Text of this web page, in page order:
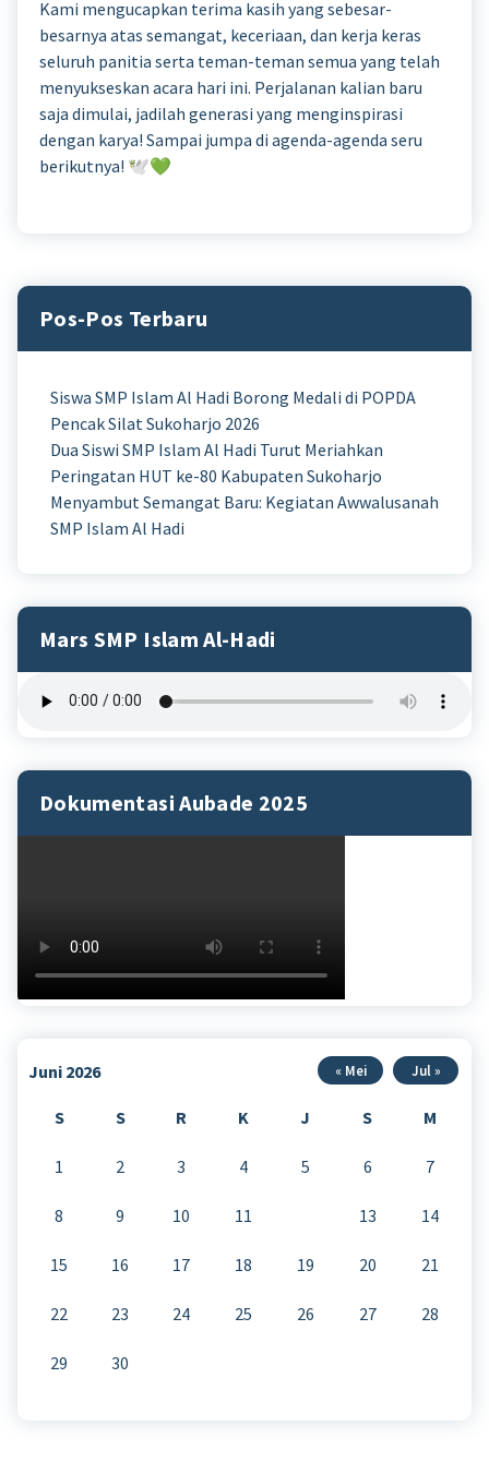
Kami mengucapkan terima kasih yang sebesar-
besarnya atas semangat, keceriaan, dan kerja keras
seluruh panitia serta teman-teman semua yang telah
menyukseskan acara hari ini. Perjalanan kalian baru
saja dimulai, jadilah generasi yang menginspirasi
dengan karya! Sampai jumpa di agenda-agenda seru
berikutnya! 🕊️💚
Pos-Pos Terbaru
Siswa SMP Islam Al Hadi Borong Medali di POPDA
Pencak Silat Sukoharjo 2026
Dua Siswi SMP Islam Al Hadi Turut Meriahkan
Peringatan HUT ke-80 Kabupaten Sukoharjo
Menyambut Semangat Baru: Kegiatan Awwalusanah
SMP Islam Al Hadi
Mars SMP Islam Al-Hadi
Dokumentasi Aubade 2025
Juni 2026
S S R K J S M
1 2 3 4 5 6 7
8 9 10 11 13 14
15 16 17 18 19 20 21
22 23 24 25 26 27 28
29 30
« Mei Jul »